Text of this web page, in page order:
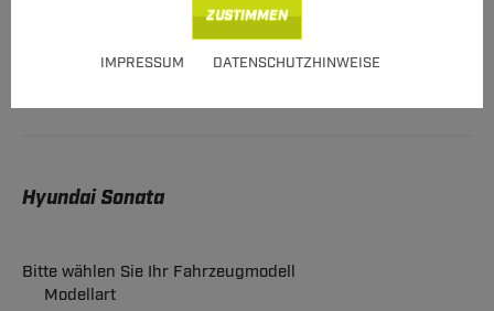
IMPRESSUM DATENSCHUTZHINWEISE
ZUSTIMMEN
Hyundai Sonata finden.
Hyundai Sonata
Bitte wählen Sie Ihr Fahrzeugmodell
Modellart